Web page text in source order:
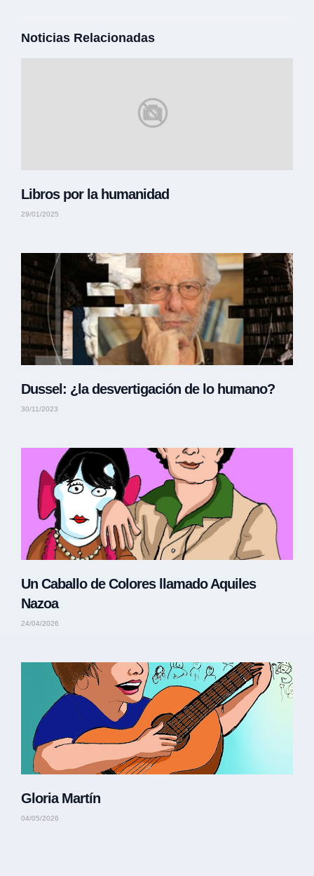
Noticias Relacionadas
Libros por la humanidad
29/01/2025
Dussel: ¿la desvertigación de lo humano?
30/11/2023
Un Caballo de Colores llamado Aquiles
Nazoa
24/04/2026
Gloria Martín
04/05/2026